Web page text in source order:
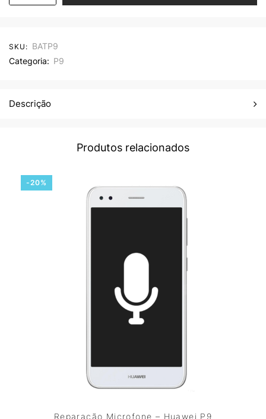
SKU: BATP9
Categoria: P9
Descrição
Produtos relacionados
-20%
Reparação Microfone – Huawei P9